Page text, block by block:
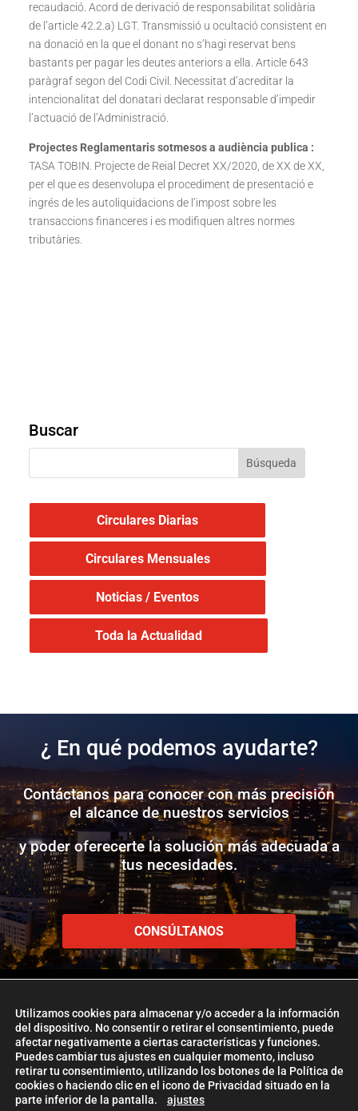
recaudació. Acord de derivació de responsabilitat solidària
de l’article 42.2.a) LGT. Transmissió u ocultació consistent en
na donació en la que el donant no s’hagi reservat bens
bastants per pagar les deutes anteriors a ella. Article 643
paràgraf segon del Codi Civil. Necessitat d’acreditar la
intencionalitat del donatari declarat responsable d’impedir
l’actuació de l’Administració.
Projectes Reglamentaris sotmesos a audiència publica :
TASA TOBIN. Projecte de Reial Decret XX/2020, de XX de XX,
per el que es desenvolupa el procediment de presentació e
ingrés de les autoliquidacions de l’impost sobre les
transaccions financeres i es modifiquen altres normes
tributàries.
Buscar
Circulares Diarias
Circulares Mensuales
Noticias / Eventos
Toda la Actualidad
¿ En qué podemos ayudarte?
Contáctanos para conocer con más precisión
el alcance de nuestros servicios
y poder oferecerte la solución más adecuada a
tus necesidades.
CONSÚLTANOS
www.etlglobaladd.com
Copyright 2024 © ETL GLOBAL ADD
La Firma ETL Global|Política de Cookies
Utilizamos cookies para almacenar y/o acceder a la información
del dispositivo. No consentir o retirar el consentimiento, puede
afectar negativamente a ciertas características y funciones.
Puedes cambiar tus ajustes en cualquier momento, incluso
retirar tu consentimiento, utilizando los botones de la Política de
cookies o haciendo clic en el icono de Privacidad situado en la
parte inferior de la pantalla. ajustes